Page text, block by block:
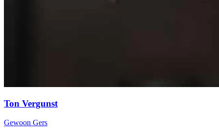
Ton Vergunst
Gewoon Gers